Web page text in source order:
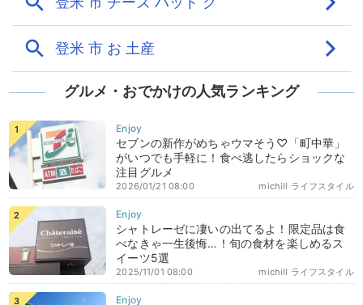
グルメ・おでかけの人気ランキング
セブンの新作がめちゃウマそう♡「町中華」
がいつでも手軽に！食べ逃したらショックな
注目グルメ
michill ライフスタイル
2026/01/21 08:00
シャトレーゼに凄いの出てるよ！限定品は食
べなきゃ一生後悔…！旬の食材を楽しめるス
イーツ5選
michill ライフスタイル
2025/11/01 08:00